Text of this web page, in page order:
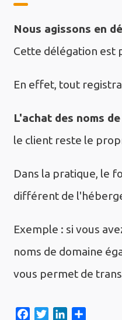
Nous agissons en
Cette délégation est
En effet, tout
L'achat des noms
le client reste le
Dans la pratique, le
différent de
Exemple : si vous
noms de domaine
vous permet de